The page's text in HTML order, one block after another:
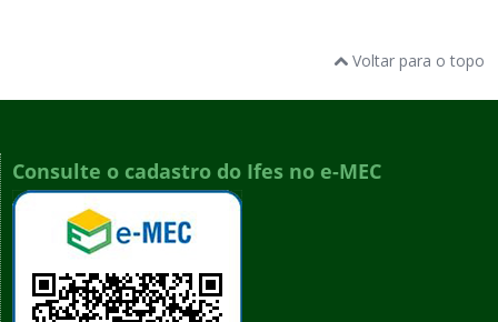
Voltar para o topo
Consulte o cadastro do Ifes no e-MEC